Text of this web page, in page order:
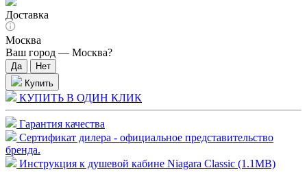
Доставка
Москва
Ваш город — Москва?
Купить
КУПИТЬ В ОДИН КЛИК
Гарантия качества
Сертификат дилера - официальное представительство
бренда.
Инструкция к душевой кабине Niagara Classic (1.1MB)